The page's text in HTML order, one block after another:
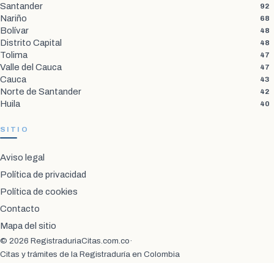
Santander 92
Nariño 68
Bolívar 48
Distrito Capital 48
Tolima 47
Valle del Cauca 47
Cauca 43
Norte de Santander 42
Huila 40
SITIO
Aviso legal
Política de privacidad
Política de cookies
Contacto
Mapa del sitio
© 2026 RegistraduriaCitas.com.co·
Citas y trámites de la Registraduría en Colombia